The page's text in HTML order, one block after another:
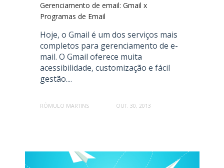
Gerenciamento de email: Gmail x
Programas de Email
Hoje, o Gmail é um dos serviços mais
completos para gerenciamento de e-
mail. O Gmail oferece muita
acessibilidade, customização e fácil
gestão....
RÔMULO MARTINS OUT. 30, 2013